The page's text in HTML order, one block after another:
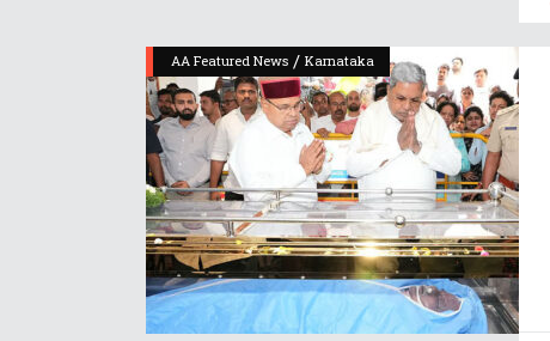
AA Featured News / Karnataka